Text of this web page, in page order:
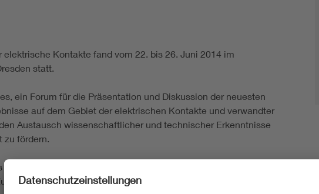
Kontakte fand vom 22. bis 26. Juni 2014 im
statt.
ein Forum für die Präsentation und Diskussion der neuesten
auf dem Gebiet der elektrischen Kontakte und verwandter
Austausch wissenschaftlicher und technischer Erkenntnisse
zu fördern.
einen großen Beitrag zur Entwicklung dieses Fachgebiets und
geleistet.